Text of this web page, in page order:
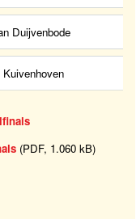
Duijvenbode
Kuivenhoven
(PDF, 1.060 kB)